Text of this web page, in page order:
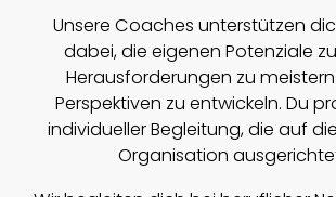
Unsere Coaches unterstützen
dabei, die eigenen Potenziale
Herausforderungen zu
Perspektiven zu entwickeln. Du
individueller Begleitung, die auf
Organisation